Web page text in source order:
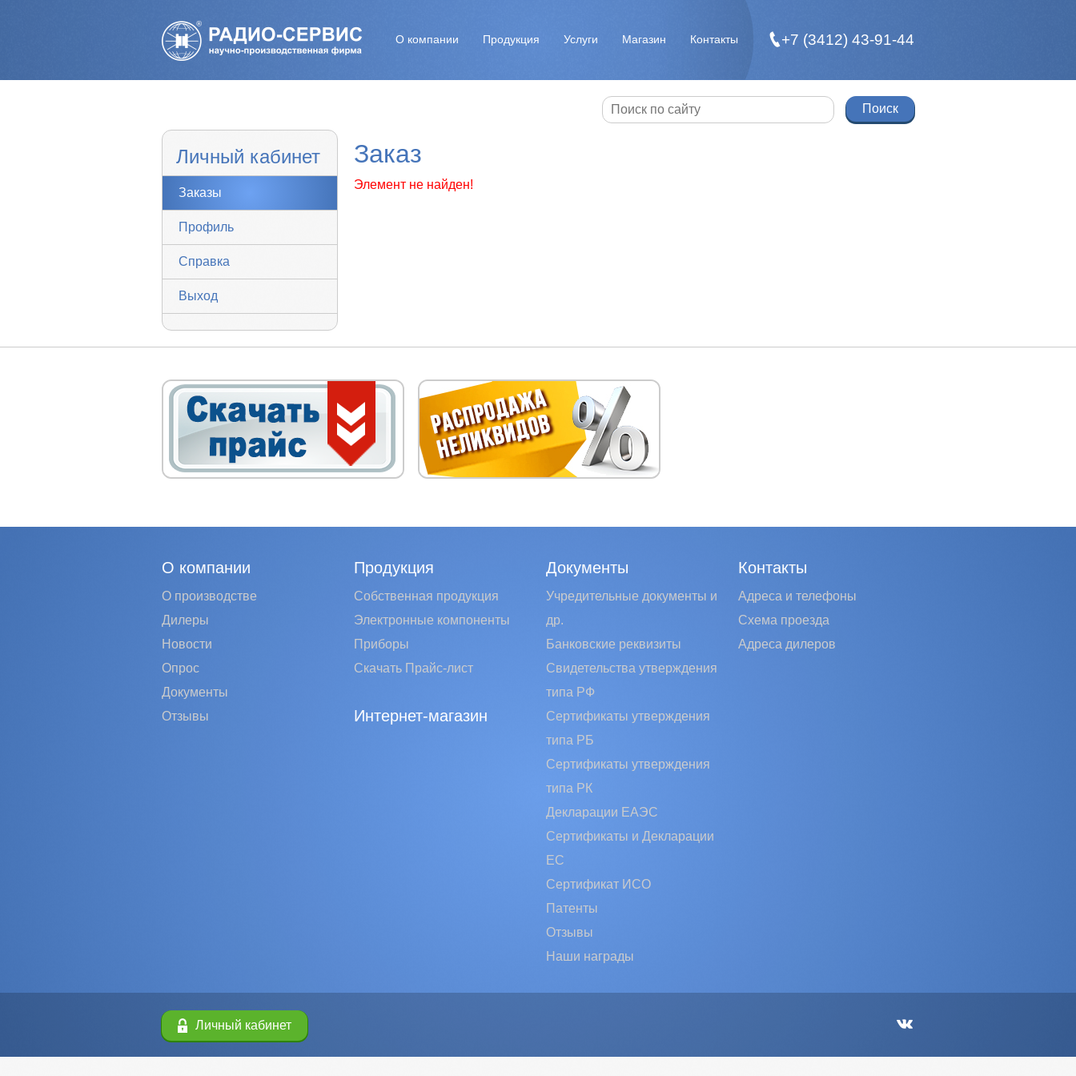
О компании Продукция Услуги Магазин Контакты +7 (3412) 43-91-44
Личный кабинет
Заказы
Профиль
Справка
Выход
Заказ
Элемент не найден!
О компании
О производстве
Дилеры
Новости
Опрос
Документы
Отзывы
Продукция
Собственная продукция
Электронные компоненты
Приборы
Скачать Прайс-лист
Интернет-магазин
Документы
Учредительные документы и
др.
Банковские реквизиты
Свидетельства утверждения
типа РФ
Сертификаты утверждения
типа РБ
Сертификаты утверждения
типа РК
Декларации ЕАЭС
Сертификаты и Декларации
EC
Сертификат ИСО
Патенты
Отзывы
Наши награды
Контакты
Адреса и телефоны
Схема проезда
Адреса дилеров
Личный кабинет